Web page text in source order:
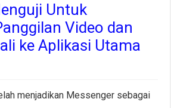
Untuk
Video dan
ke Aplikasi Utama
menjadikan Messenger sebagai